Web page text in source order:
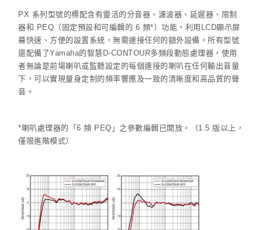
PX 系列型號的標配含有靈活的分音器、濾波器、延遲器、限制
器和 PEQ（固定預設和可編輯的 6 頻*）功能，利用LCD顯示屏
幕快速、方便的設置系統，無需連接任何的額外設備。所有型號
還配備了Yamaha的智慧D-CONTOUR多頻段動態處理器，使用
者無論是前場喇叭或監聽設定的每個連接的喇叭在任何輸出音量
下，可以實現量身定制的頻率響應及一致的清晰度和高品質的聲
音。
*喇叭處理器的「6 頻 PEQ」之參數編輯已開放。（1.5 版以上，
僅限進階模式）